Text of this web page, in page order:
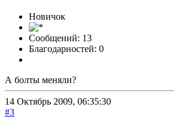
Новичок
Сообщений: 13
Благодарностей: 0
А болты меняли?
14 Октябрь 2009, 06:35:30
#3